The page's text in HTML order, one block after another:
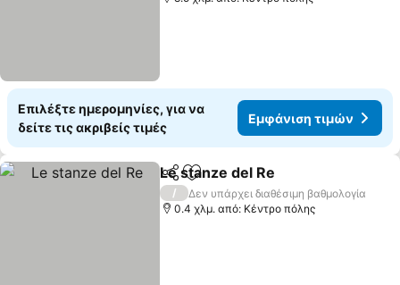
Επιλέξτε ημερομηνίες, για να
δείτε τις ακριβείς τιμές
Εμφάνιση τιμών
Κοινοποίηση
Προσθήκη στα αγαπημένα
Le stanze del Re
/
Δεν υπάρχει διαθέσιμη βαθμολογία
0.4 χλμ. από: Κέντρο πόλης